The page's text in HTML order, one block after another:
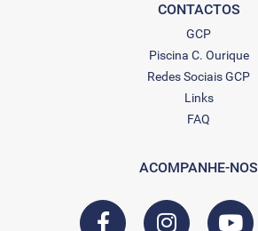
CONTACTOS
GCP
Piscina C. Ourique
Redes Sociais GCP
Links
FAQ
ACOMPANHE-NOS